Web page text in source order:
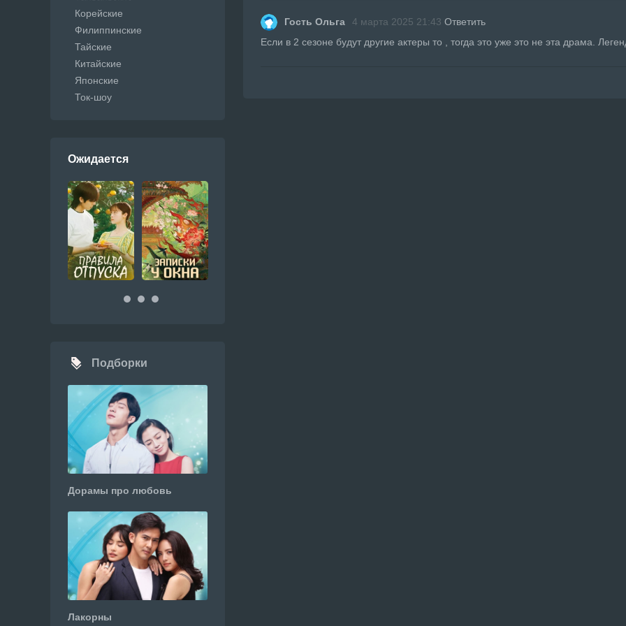
Гость Ольга 4 марта 2025 21:43 Ответить
Если в 2 сезоне будут другие актеры то , тогда это уже это не эта драма.
Корейские
Филиппинские
Тайские
Китайские
Японские
Ток-шоу
Ожидается
Подборки
Дорамы про любовь
Лакорны